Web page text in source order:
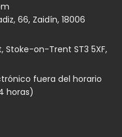
66, Zaidín, 18006
Stoke-on-Trent ST3 5XF,
fuera del horario
horas)